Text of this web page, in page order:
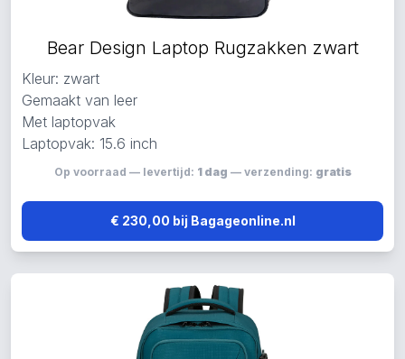
Bear Design Laptop Rugzakken zwart
Kleur: zwart
Gemaakt van leer
Met laptopvak
Laptopvak: 15.6 inch
Op voorraad — levertijd: 1 dag — verzending: gratis
€ 230,00 bij Bagageonline.nl